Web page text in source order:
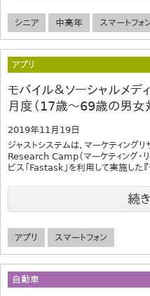
シニア 中高年 スマートフォ
アプリ
モバイル＆ソーシャルメ
月度（17歳～69歳の男女
2019年11月19日
ジャストシステムは、マーケティン
Research Camp（マーケティング・リ
ビス「Fastask」を利用して実施した
続
アプリ スマートフォン
自動車